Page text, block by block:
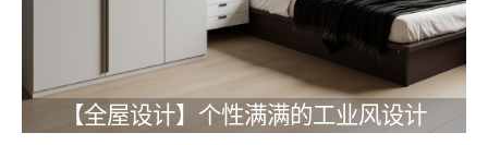
【全屋设计】个性满满的工业风设计